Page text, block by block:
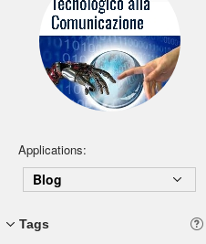
Applications:
Blog
Tags